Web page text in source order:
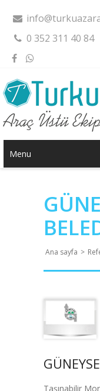
0 352 311 40 84
Menu
Ana sayfa >
Taşınabilir